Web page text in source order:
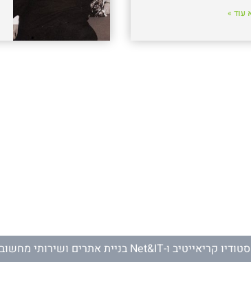
עוד »
קריאייטיב ו-Net&IT בניית אתרים ושירותי מחשוב